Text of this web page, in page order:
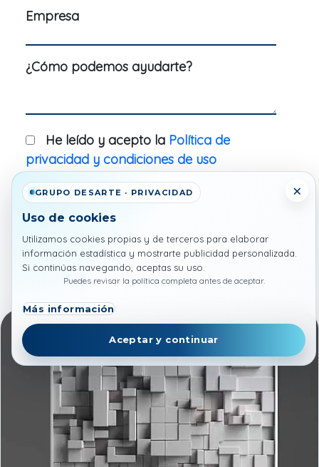
×
GRUPO DESARTE · PRIVACIDAD
Uso de cookies
Utilizamos cookies propias y de terceros para elaborar
información estadística y mostrarte publicidad personalizada.
Si continúas navegando, aceptas su uso.
Puedes revisar la política completa antes de aceptar.
Más información
Aceptar y continuar
Empresa
¿Cómo podemos ayudarte?
He leído y acepto la Política de
privacidad y condiciones de uso
Contactar
Productos relacionados con
diseño web